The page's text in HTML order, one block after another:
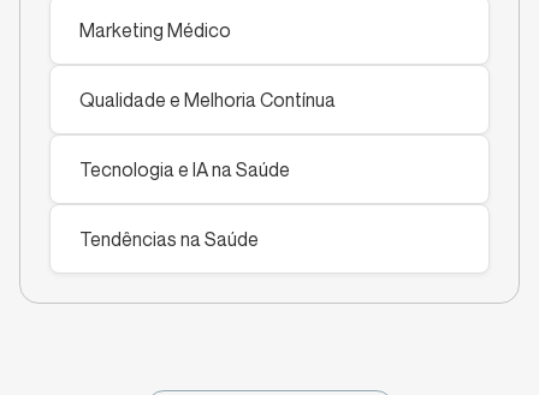
Marketing Médico
Qualidade e Melhoria Contínua
Tecnologia e IA na Saúde
Tendências na Saúde